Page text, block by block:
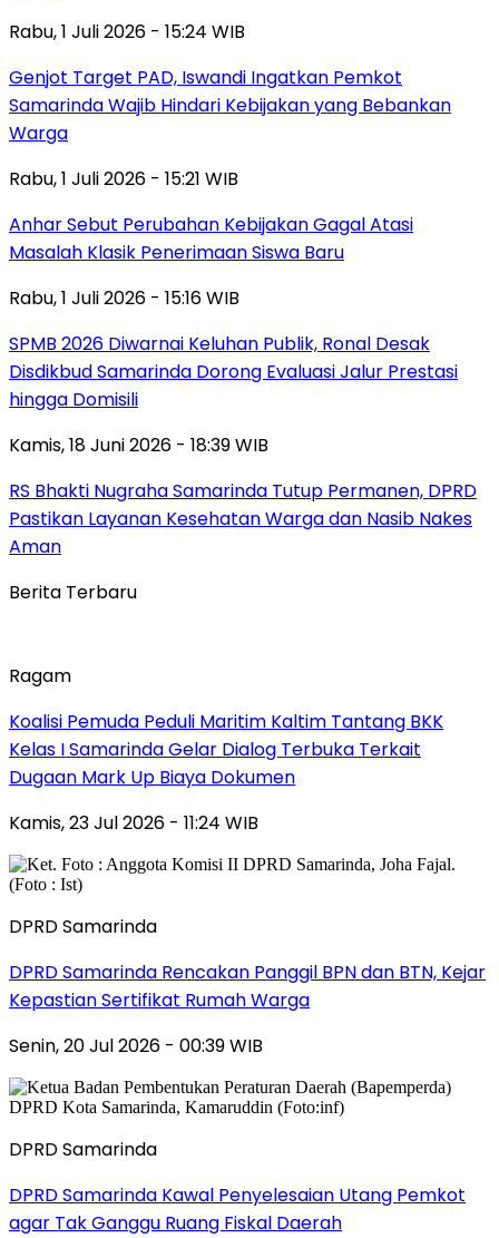
Rabu, 1 Juli 2026 - 15:24 WIB
Genjot Target PAD, Iswandi Ingatkan Pemkot
Samarinda Wajib Hindari Kebijakan yang Bebankan
Warga
Rabu, 1 Juli 2026 - 15:21 WIB
Anhar Sebut Perubahan Kebijakan Gagal Atasi
Masalah Klasik Penerimaan Siswa Baru
Rabu, 1 Juli 2026 - 15:16 WIB
SPMB 2026 Diwarnai Keluhan Publik, Ronal Desak
Disdikbud Samarinda Dorong Evaluasi Jalur Prestasi
hingga Domisili
Kamis, 18 Juni 2026 - 18:39 WIB
RS Bhakti Nugraha Samarinda Tutup Permanen, DPRD
Pastikan Layanan Kesehatan Warga dan Nasib Nakes
Aman
Berita Terbaru
Ragam
Koalisi Pemuda Peduli Maritim Kaltim Tantang BKK
Kelas I Samarinda Gelar Dialog Terbuka Terkait
Dugaan Mark Up Biaya Dokumen
Kamis, 23 Jul 2026 - 11:24 WIB
DPRD Samarinda
DPRD Samarinda Rencakan Panggil BPN dan BTN, Kejar
Kepastian Sertifikat Rumah Warga
Senin, 20 Jul 2026 - 00:39 WIB
DPRD Samarinda
DPRD Samarinda Kawal Penyelesaian Utang Pemkot
agar Tak Ganggu Ruang Fiskal Daerah